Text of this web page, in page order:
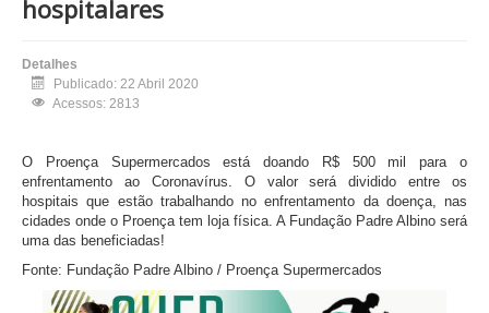
hospitalares
Detalhes
Publicado: 22 Abril 2020
Acessos: 2813
O Proença Supermercados está doando R$ 500 mil para o
enfrentamento ao Coronavírus. O valor será dividido entre os
hospitais que estão trabalhando no enfrentamento da doença, nas
cidades onde o Proença tem loja física. A Fundação Padre Albino será
uma das beneficiadas!
Fonte: Fundação Padre Albino / Proença Supermercados